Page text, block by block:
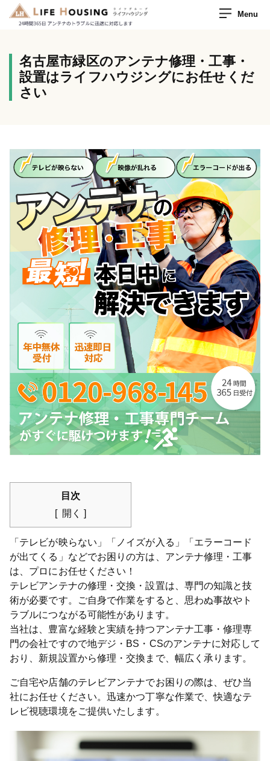
Menu
名古屋市緑区のアンテナ修理・工事・
設置はライフハウジングにお任せくだ
さい
目次
開く
「テレビが映らない」「ノイズが入る」「エラーコード
が出てくる」などでお困りの方は、アンテナ修理・工事
は、プロにお任せください！
テレビアンテナの修理・交換・設置は、専門の知識と技
術が必要です。ご自身で作業をすると、思わぬ事故やト
ラブルにつながる可能性があります。
当社は、豊富な経験と実績を持つアンテナ工事・修理専
門の会社ですので地デジ・BS・CSのアンテナに対応して
おり、新規設置から修理・交換まで、幅広く承ります。
ご自宅や店舗のテレビアンテナでお困りの際は、ぜひ当
社にお任せください。迅速かつ丁寧な作業で、快適なテ
レビ視聴環境をご提供いたします。